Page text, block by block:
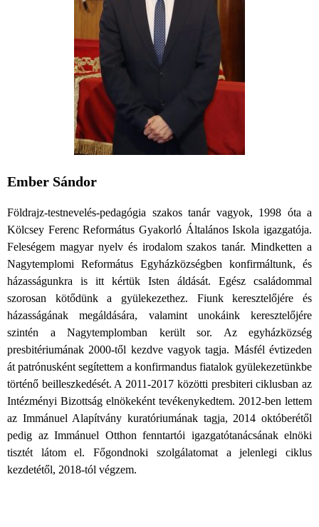
Ember Sándor
Földrajz-testnevelés-pedagógia szakos tanár vagyok, 1998 óta a
Kölcsey Ferenc Református Gyakorló Általános Iskola igazgatója.
Feleségem magyar nyelv és irodalom szakos tanár. Mindketten a
Nagytemplomi Református Egyházközségben konfirmáltunk, és
házasságunkra is itt kértük Isten áldását. Egész családommal
szorosan kötődünk a gyülekezethez. Fiunk keresztelőjére és
házasságának megáldására, valamint unokáink keresztelőjére
szintén a Nagytemplomban került sor. Az egyházközség
presbitériumának 2000-től kezdve vagyok tagja. Másfél évtizeden
át patrónusként segítettem a konfirmandus fiatalok gyülekezetünkbe
történő beilleszkedését. A 2011-2017 közötti presbiteri ciklusban az
Intézményi Bizottság elnökeként tevékenykedtem. 2012-ben lettem
az Immánuel Alapítvány kuratóriumának tagja, 2014 októberétől
pedig az Immánuel Otthon fenntartói igazgatótanácsának elnöki
tisztét látom el. Főgondnoki szolgálatomat a jelenlegi ciklus
kezdetétől, 2018-tól végzem.